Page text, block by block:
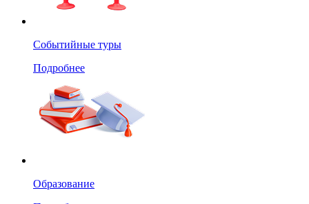
Событийные туры
Подробнее
Образование